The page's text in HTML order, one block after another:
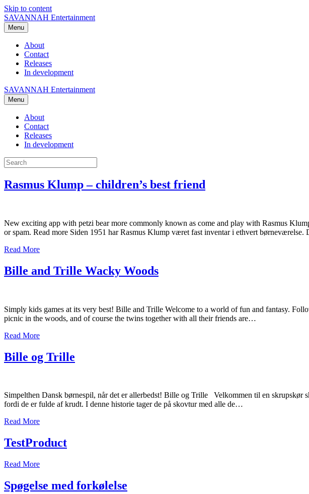
Skip to content
SAVANNAH Entertainment
Menu
About
Contact
Releases
In development
SAVANNAH Entertainment
Menu
About
Contact
Releases
In development
Rasmus Klump – children’s best friend
New exciting app with petzi bear more commonly known as come and play with Rasmus
or spam. Read more Siden 1951 har Rasmus Klump været fast inventar i ethvert
Read More
Bille and Trille Wacky Woods
Simply kids games at its very best! Bille and Trille Welcome to a world of fun and fantasy.
picnic in the woods, and of course the twins together with all their friends are…
Read More
Bille og Trille
Simpelthen Dansk børnespil, når det er allerbedst! Bille og Trille Velkommen til en
fordi de er fulde af krudt. I denne historie tager de på skovtur med alle de…
Read More
TestProduct
Read More
Spøgelse med forkølelse